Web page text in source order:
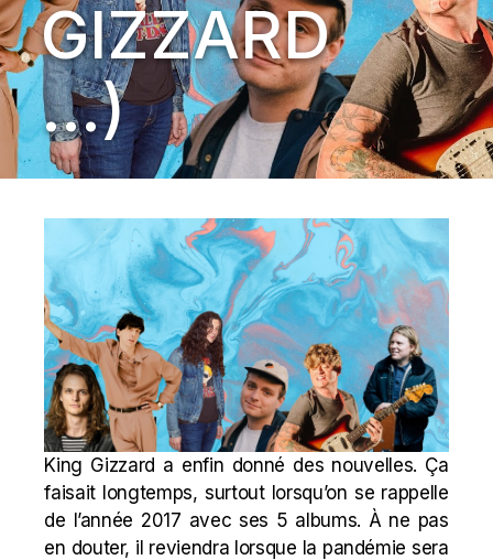
GIZZARD
…)
King Gizzard a enfin donné des nouvelles. Ça
faisait longtemps, surtout lorsqu’on se rappelle
de l’année 2017 avec ses 5 albums. À ne pas
en douter, il reviendra lorsque la pandémie sera